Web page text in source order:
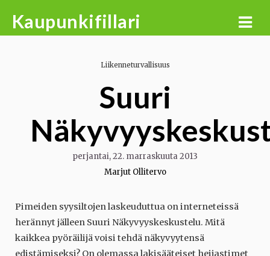
Kaupunkifillari
Liikenneturvallisuus
Suuri
perjantai, 22. marraskuuta 2013
Marjut Ollitervo
Pimeiden syysiltojen laskeuduttua on interneteissä
herännyt jälleen Suuri Näkyvyyskeskustelu. Mitä
kaikkea pyöräilijä voisi tehdä näkyvyytensä
edistämiseksi? On olemassa lakisääteiset heijastimet